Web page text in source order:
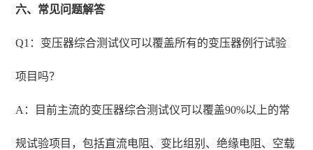
六、常见问题解答
Q1：变压器综合测试仪可以覆盖所有的变压器例行试验
项目吗？
A：目前主流的变压器综合测试仪可以覆盖90%以上的常
规试验项目，包括直流电阻、变比组别、绝缘电阻、空载